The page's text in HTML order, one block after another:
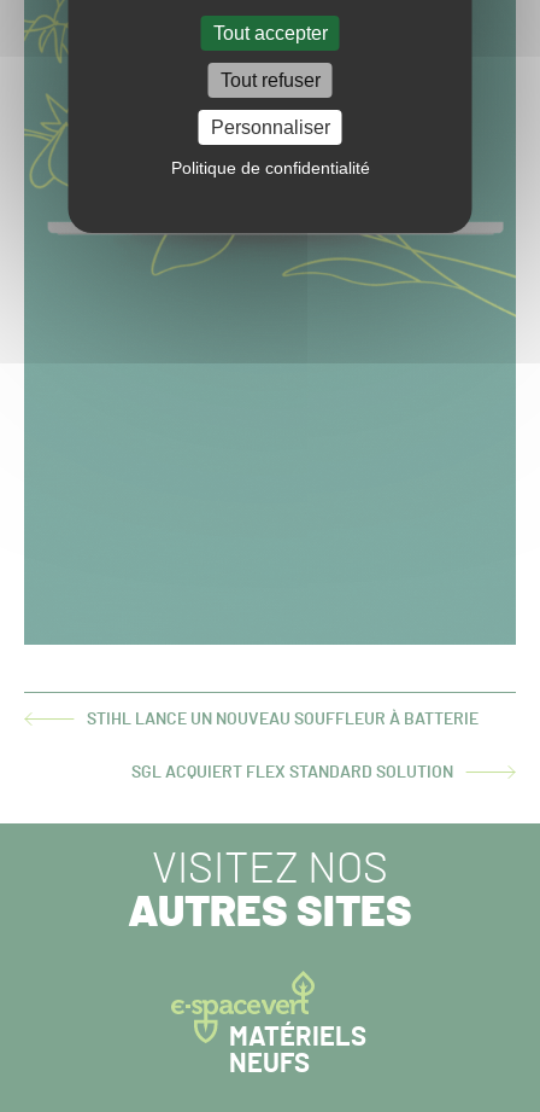
Tout accepter
Tout refuser
Personnaliser
Politique de confidentialité
ARTICLESTIHL LANCE UN NOUVEAU SOUFFLEUR À BATTERIE
ARTICLE
SGL ACQUIERT FLEX STANDARD SOLUTION
VISITEZ NOS
AUTRES SITES
MATÉRIELS
NEUFS